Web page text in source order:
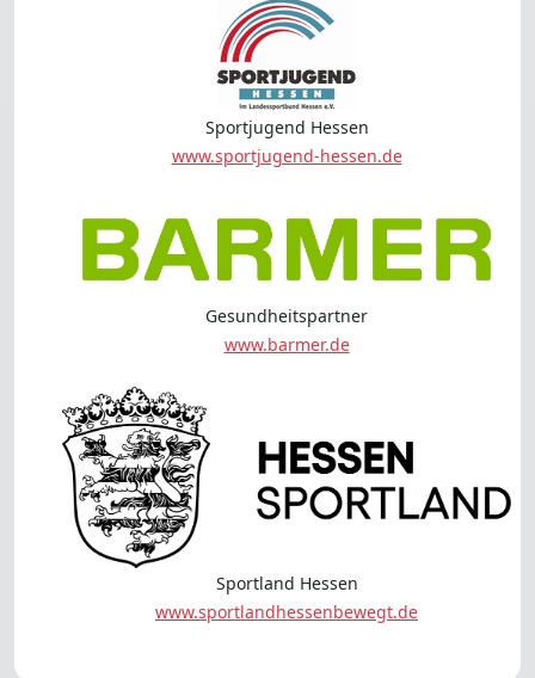
Sportjugend Hessen
www.sportjugend-hessen.de
Gesundheitspartner
www.barmer.de
Sportland Hessen
www.sportlandhessenbewegt.de